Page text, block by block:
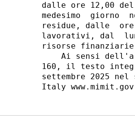
dalle ore 12,00
medesimo
residue, dalle
lavorativi, dal
risorse
Ai sensi
160, il testo
settembre 2025